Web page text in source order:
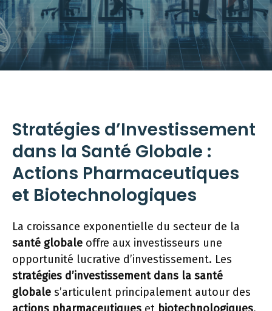
Stratégies d’Investissement
dans la Santé Globale :
Actions Pharmaceutiques
et Biotechnologiques
La croissance exponentielle du secteur de la
santé globale offre aux investisseurs une
opportunité lucrative d’investissement. Les
stratégies d’investissement dans la santé
globale s’articulent principalement autour des